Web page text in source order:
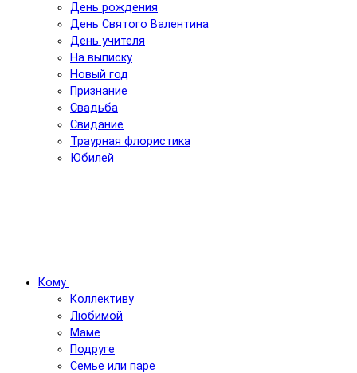
День рождения
День Святого Валентина
День учителя
На выписку
Новый год
Признание
Свадьба
Свидание
Траурная флористика
Юбилей
Кому
Коллективу
Любимой
Маме
Подруге
Семье или паре